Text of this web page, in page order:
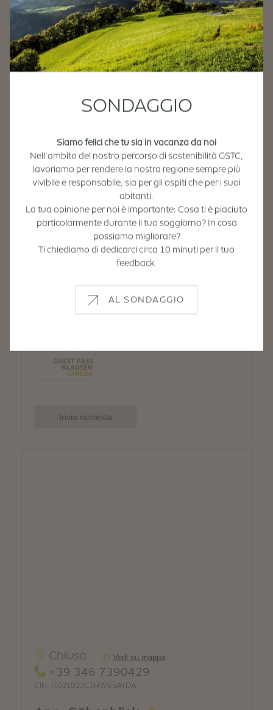
SONDAGGIO
Siamo felici che tu sia in vacanza da noi
Nell’ambito del nostro percorso di sostenibilità GSTC,
lavoriamo per rendere la nostra regione sempre più
vivibile e responsabile, sia per gli ospiti che per i suoi
abitanti.
La tua opinione per noi è importante: Cosa ti è piaciuto
particolarmente durante il tuo soggiorno? In cosa
possiamo migliorare?
Ti chiediamo di dedicarci circa 10 minuti per il tuo
feedback.
AL SONDAGGIO